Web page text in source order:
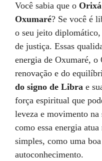
Você sabia que o
Oxumaré? Se você é
o seu jeito diplomático,
de justiça. Essas
energia de Oxumaré, o
renovação e do
do signo de Libra e
força espiritual que
leveza e movimento
como essa energia
simples, como uma
autoconhecimento.